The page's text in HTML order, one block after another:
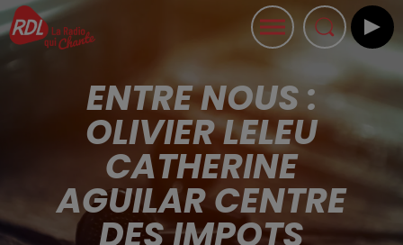
ENTRE NOUS :
OLIVIER LELEU
CATHERINE
AGUILAR CENTRE
DES IMPOTS